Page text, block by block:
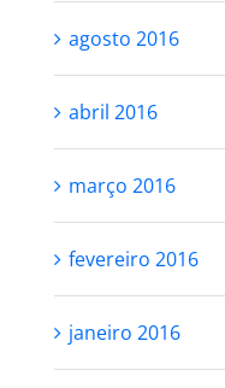
agosto 2016
abril 2016
março 2016
fevereiro 2016
janeiro 2016